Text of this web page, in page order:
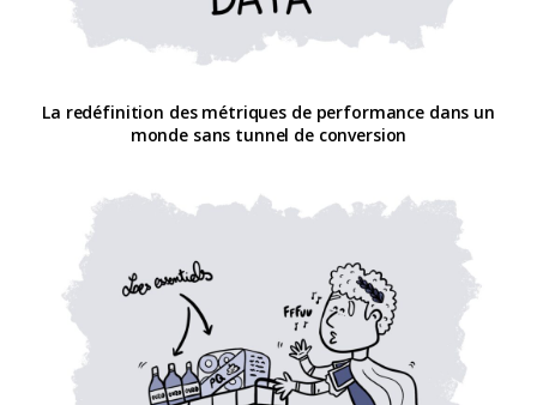
La redéfinition des métriques de performance dans un
monde sans tunnel de conversion